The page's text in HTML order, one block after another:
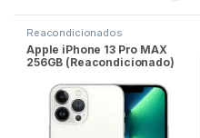
Reacondicionados
Apple iPhone 13 Pro MAX
256GB (Reacondicionado)